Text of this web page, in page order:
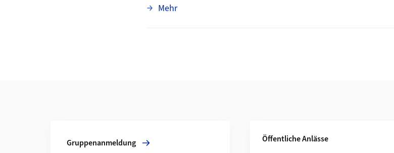
Mehrzu 27.9.2026, 11:30: Guided tour: Native wildlife (in English)
Gruppenanmeldung
Mehr zu Gruppenanmeldung Öffentliche Anlässe